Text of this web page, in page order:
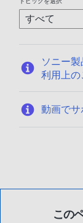
ソニー
利用上
動画で
この